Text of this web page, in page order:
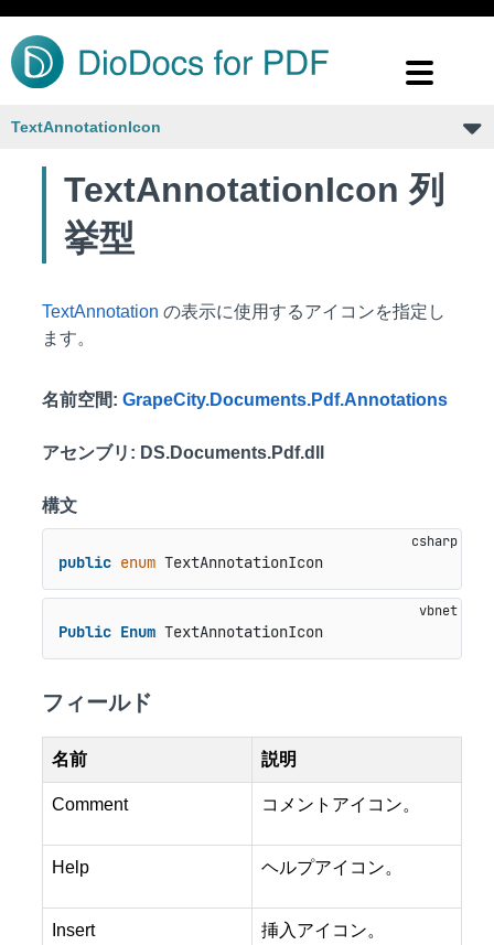
TextAnnotationIcon
TextAnnotationIcon 列
挙型
TextAnnotation の表示に使用するアイコンを指定し
ます。
名前空間: GrapeCity.Documents.Pdf.Annotations
アセンブリ : DS.Documents.Pdf.dll
構文
public enum TextAnnotationIcon
Public Enum TextAnnotationIcon
フィールド
名前 説明
Comment コメントアイコン。
Help ヘルプアイコン。
Insert 挿入アイコン。